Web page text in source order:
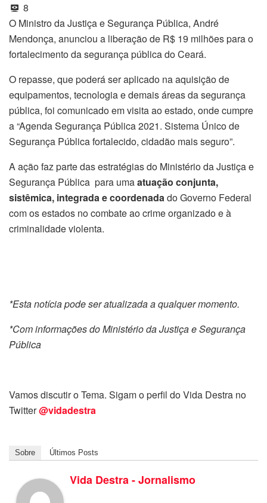
8
O Ministro da Justiça e Segurança Pública, André
Mendonça, anunciou a liberação de R$ 19 milhões para o
fortalecimento da segurança pública do Ceará.
O repasse, que poderá ser aplicado na aquisição de
equipamentos, tecnologia e demais áreas da segurança
pública, foi comunicado em visita ao estado, onde cumpre
a “Agenda Segurança Pública 2021. Sistema Único de
Segurança Pública fortalecido, cidadão mais seguro”.
A ação faz parte das estratégias do Ministério da Justiça e
Segurança Pública para umaatuação conjunta,
sistêmica, integrada e coordenadado Governo Federal
com os estados no combate ao crime organizado e à
criminalidade violenta.
*Esta notícia pode ser atualizada a qualquer momento.
*Com informações do Ministério da Justiça e Segurança
Pública
Vamos discutir o Tema. Sigam o perfil do Vida Destra no
Twitter@vidadestra
Sobre Últimos Posts
Vida Destra - Jornalismo